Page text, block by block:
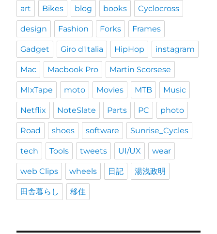
art Bikes blog books Cyclocross
design Fashion Forks Frames
Gadget Giro d'Italia HipHop instagram
Mac Macbook Pro Martin Scorsese
MIxTape moto Movies MTB Music
Netflix NoteSlate Parts PC photo
Road shoes software Sunrise_Cycles
tech Tools tweets UI/UX wear
web Clips wheels 日記 湯浅政明
田舎暮らし 移住